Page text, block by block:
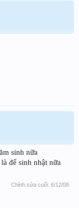
sinh nữa
để sinh nhật nữa
Chỉnh sửa cuối: 6/12/08